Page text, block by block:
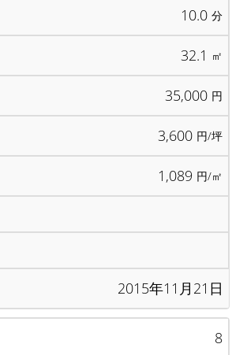
10.0 分
32.1 ㎡
35,000 円
3,600 円/坪
1,089 円/㎡
2015年11月21日
8